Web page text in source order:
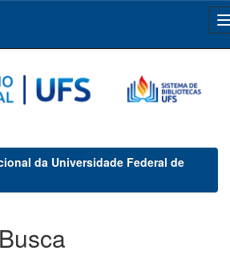
da Universidade Federal de